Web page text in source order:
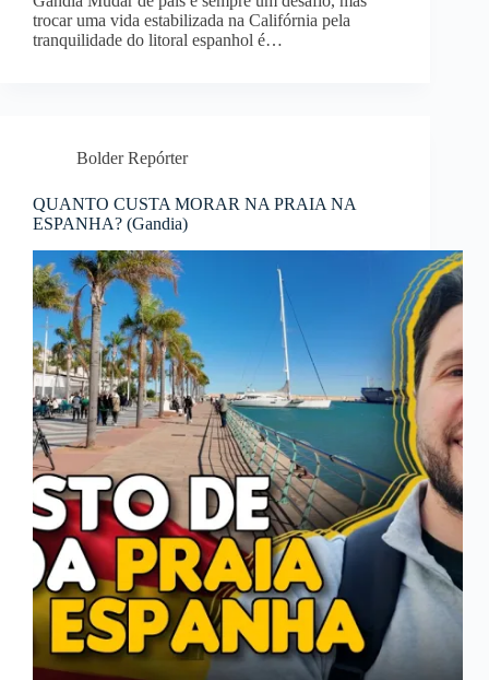
trocar uma vida estabilizada na Califórnia pela
tranquilidade do litoral espanhol é…
Bolder Repórter
QUANTO CUSTA MORAR NA PRAIA NA
ESPANHA? (Gandia)